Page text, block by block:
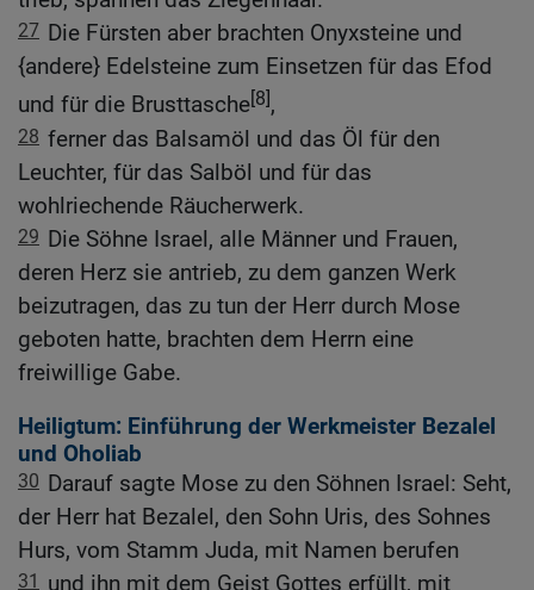
27 Die Fürsten aber brachten Onyxsteine und
{andere} Edelsteine zum Einsetzen für das Efod
und für die Brusttasche[8],
28 ferner das Balsamöl und das Öl für den
Leuchter, für das Salböl und für das
wohlriechende Räucherwerk.
29 Die Söhne Israel, alle Männer und Frauen,
deren Herz sie antrieb, zu dem ganzen Werk
beizutragen, das zu tun der Herr durch Mose
geboten hatte, brachten dem Herrn eine
freiwillige Gabe.
Heiligtum: Einführung der Werkmeister Bezalel
und Oholiab
30 Darauf sagte Mose zu den Söhnen Israel: Seht,
der Herr hat Bezalel, den Sohn Uris, des Sohnes
Hurs, vom Stamm Juda, mit Namen berufen
31 und ihn mit dem Geist Gottes erfüllt, mit